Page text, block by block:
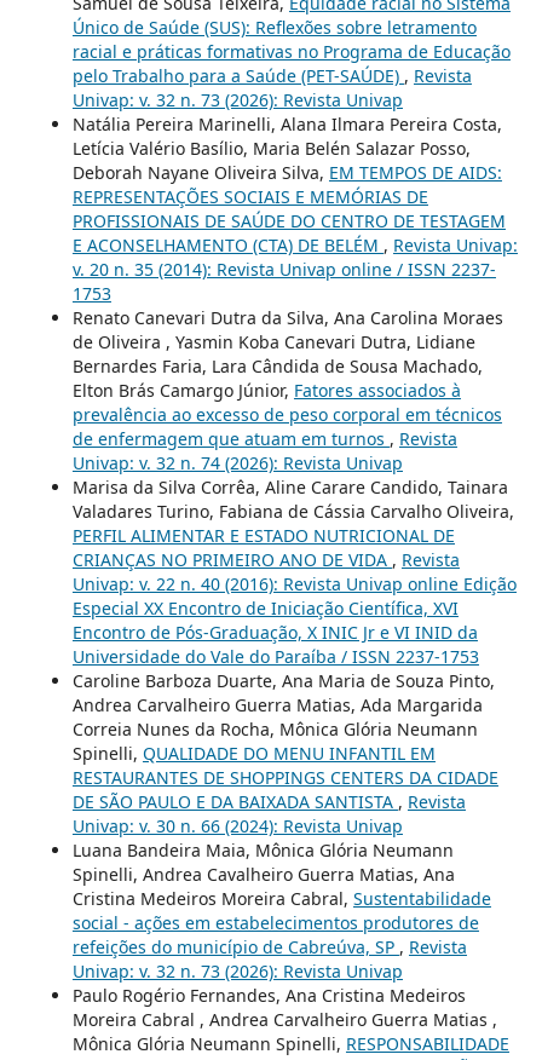
Único de Saúde (SUS): Reflexões sobre letramento
racial e práticas formativas no Programa de Educação
pelo Trabalho para a Saúde (PET-SAÚDE) , Revista
Univap: v. 32 n. 73 (2026): Revista Univap
Natália Pereira Marinelli, Alana Ilmara Pereira Costa,
Letícia Valério Basílio, Maria Belén Salazar Posso,
Deborah Nayane Oliveira Silva, EM TEMPOS DE AIDS:
REPRESENTAÇÕES SOCIAIS E MEMÓRIAS DE
PROFISSIONAIS DE SAÚDE DO CENTRO DE TESTAGEM
E ACONSELHAMENTO (CTA) DE BELÉM , Revista Univap:
v. 20 n. 35 (2014): Revista Univap online / ISSN 2237-
1753
Renato Canevari Dutra da Silva, Ana Carolina Moraes
de Oliveira , Yasmin Koba Canevari Dutra, Lidiane
Bernardes Faria, Lara Cândida de Sousa Machado,
Elton Brás Camargo Júnior, Fatores associados à
prevalência ao excesso de peso corporal em técnicos
de enfermagem que atuam em turnos , Revista
Univap: v. 32 n. 74 (2026): Revista Univap
Marisa da Silva Corrêa, Aline Carare Candido, Tainara
Valadares Turino, Fabiana de Cássia Carvalho Oliveira,
PERFIL ALIMENTAR E ESTADO NUTRICIONAL DE
CRIANÇAS NO PRIMEIRO ANO DE VIDA , Revista
Univap: v. 22 n. 40 (2016): Revista Univap online Edição
Especial XX Encontro de Iniciação Científica, XVI
Encontro de Pós-Graduação, X INIC Jr e VI INID da
Universidade do Vale do Paraíba / ISSN 2237-1753
Caroline Barboza Duarte, Ana Maria de Souza Pinto,
Andrea Carvalheiro Guerra Matias, Ada Margarida
Correia Nunes da Rocha, Mônica Glória Neumann
Spinelli, QUALIDADE DO MENU INFANTIL EM
RESTAURANTES DE SHOPPINGS CENTERS DA CIDADE
DE SÃO PAULO E DA BAIXADA SANTISTA , Revista
Univap: v. 30 n. 66 (2024): Revista Univap
Luana Bandeira Maia, Mônica Glória Neumann
Spinelli, Andrea Cavalheiro Guerra Matias, Ana
Cristina Medeiros Moreira Cabral, Sustentabilidade
social - ações em estabelecimentos produtores de
refeições do município de Cabreúva, SP , Revista
Univap: v. 32 n. 73 (2026): Revista Univap
Paulo Rogério Fernandes, Ana Cristina Medeiros
Moreira Cabral , Andrea Carvalheiro Guerra Matias ,
Mônica Glória Neumann Spinelli, RESPONSABILIDADE